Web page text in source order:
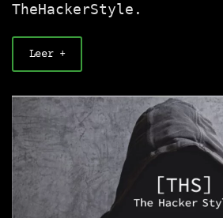
TheHackerStyle.
Leer +